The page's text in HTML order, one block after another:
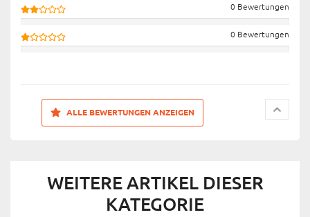
0 Bewertungen
0 Bewertungen
ALLE BEWERTUNGEN ANZEIGEN
WEITERE ARTIKEL DIESER
KATEGORIE